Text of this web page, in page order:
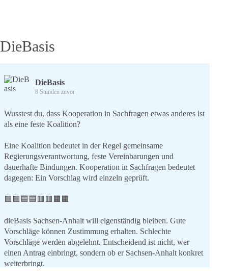
DieBasis
DieBasis
8 Stunden zuvor
Wusstest du, dass Kooperation in Sachfragen etwas anderes ist
als eine feste Koalition?
Eine Koalition bedeutet in der Regel gemeinsame
Regierungsverantwortung, feste Vereinbarungen und
dauerhafte Bindungen. Kooperation in Sachfragen bedeutet
dagegen: Ein Vorschlag wird einzeln geprüft.
🟩🟩🟦🟦🟥🟥🟧🟧
dieBasis Sachsen-Anhalt will eigenständig bleiben. Gute
Vorschläge können Zustimmung erhalten. Schlechte
Vorschläge werden abgelehnt. Entscheidend ist nicht, wer
einen Antrag einbringt, sondern ob er Sachsen-Anhalt konkret
weiterbringt.